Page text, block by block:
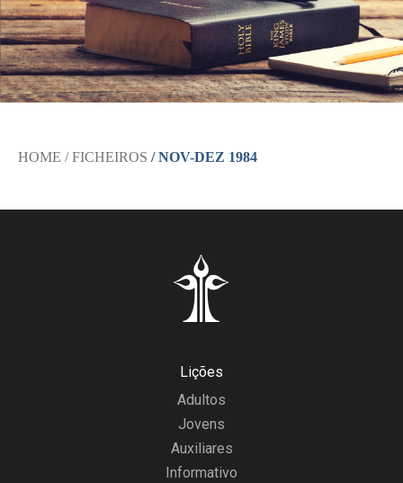
HOME / FICHEIROS / NOV-DEZ 1984
Lições
Adultos
Jovens
Auxiliares
Informativo